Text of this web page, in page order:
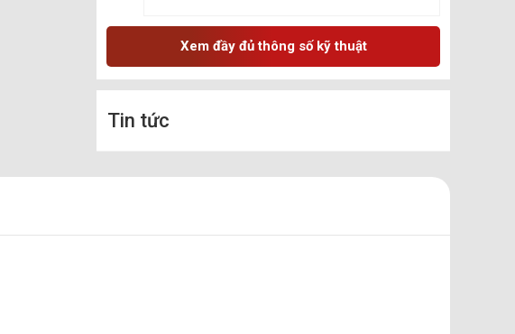
Xem đầy đủ thông số kỹ thuật
Tin tức